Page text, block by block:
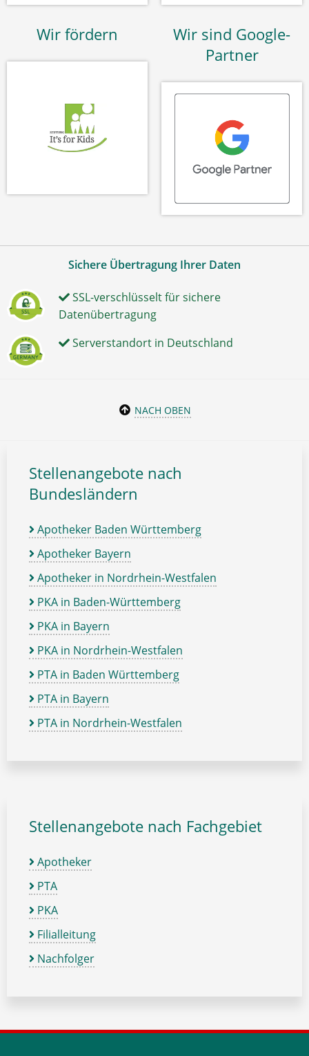
Wir fördern
Wir sind Google-
Partner
Sichere Übertragung Ihrer Daten
SSL-verschlüsselt für sichere
Datenübertragung
Serverstandort in Deutschland
NACH OBEN
Stellenangebote nach
Bundesländern
Apotheker Baden Württemberg
Apotheker Bayern
Apotheker in Nordrhein-Westfalen
PKA in Baden-Württemberg
PKA in Bayern
PKA in Nordrhein-Westfalen
PTA in Baden Württemberg
PTA in Bayern
PTA in Nordrhein-Westfalen
Stellenangebote nach Fachgebiet
Apotheker
PTA
PKA
Filialleitung
Nachfolger